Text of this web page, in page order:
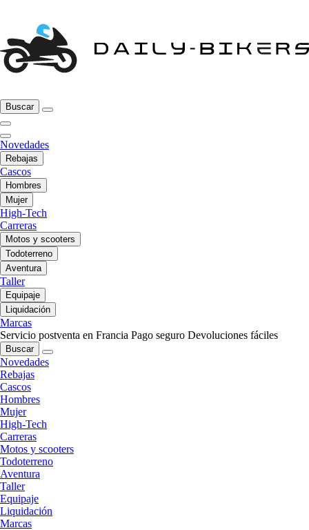
Buscar
Novedades
Rebajas
Cascos
Hombres
Mujer
High-Tech
Carreras
Motos y scooters
Todoterreno
Aventura
Taller
Equipaje
Liquidación
Marcas
Servicio postventa en Francia Pago seguro Devoluciones fáciles
Buscar
Novedades
Rebajas
Cascos
Hombres
Mujer
High-Tech
Carreras
Motos y scooters
Todoterreno
Aventura
Taller
Equipaje
Liquidación
Marcas